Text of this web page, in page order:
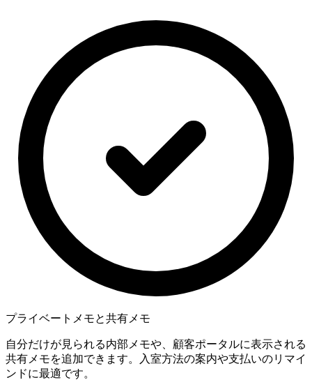
プライベートメモと共有メモ
自分だけが見られる内部メモや、顧客ポータルに表示される
共有メモを追加できます。入室方法の案内や支払いのリマイ
ンドに最適です。